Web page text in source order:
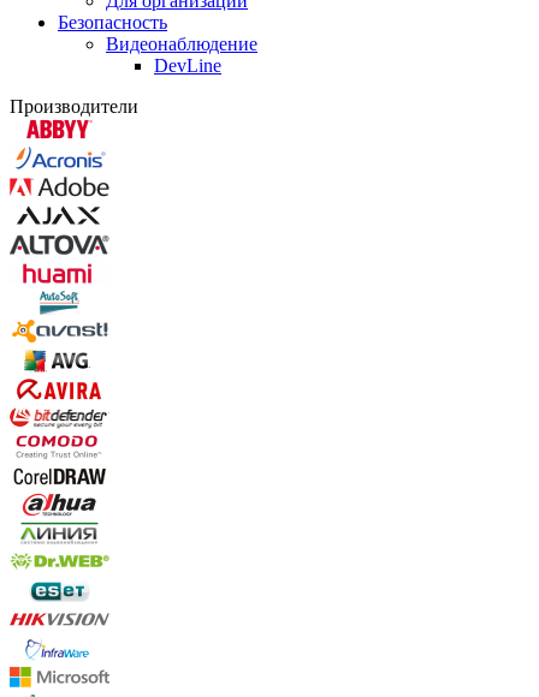
Безопасность
Видеонаблюдение
DevLine
Производители